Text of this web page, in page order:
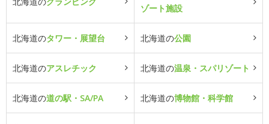
ゾート施設
北海道のタワー・展望台 北海道の公園
北海道のアスレチック 北海道の温泉・スパリゾート
北海道の道の駅・SA/PA 北海道の博物館・科学館